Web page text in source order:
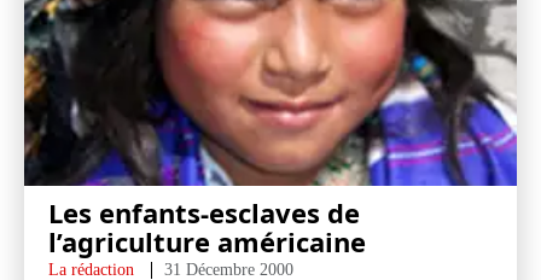
Les enfants-esclaves de
l’agriculture américaine
La rédaction 31 Décembre 2000